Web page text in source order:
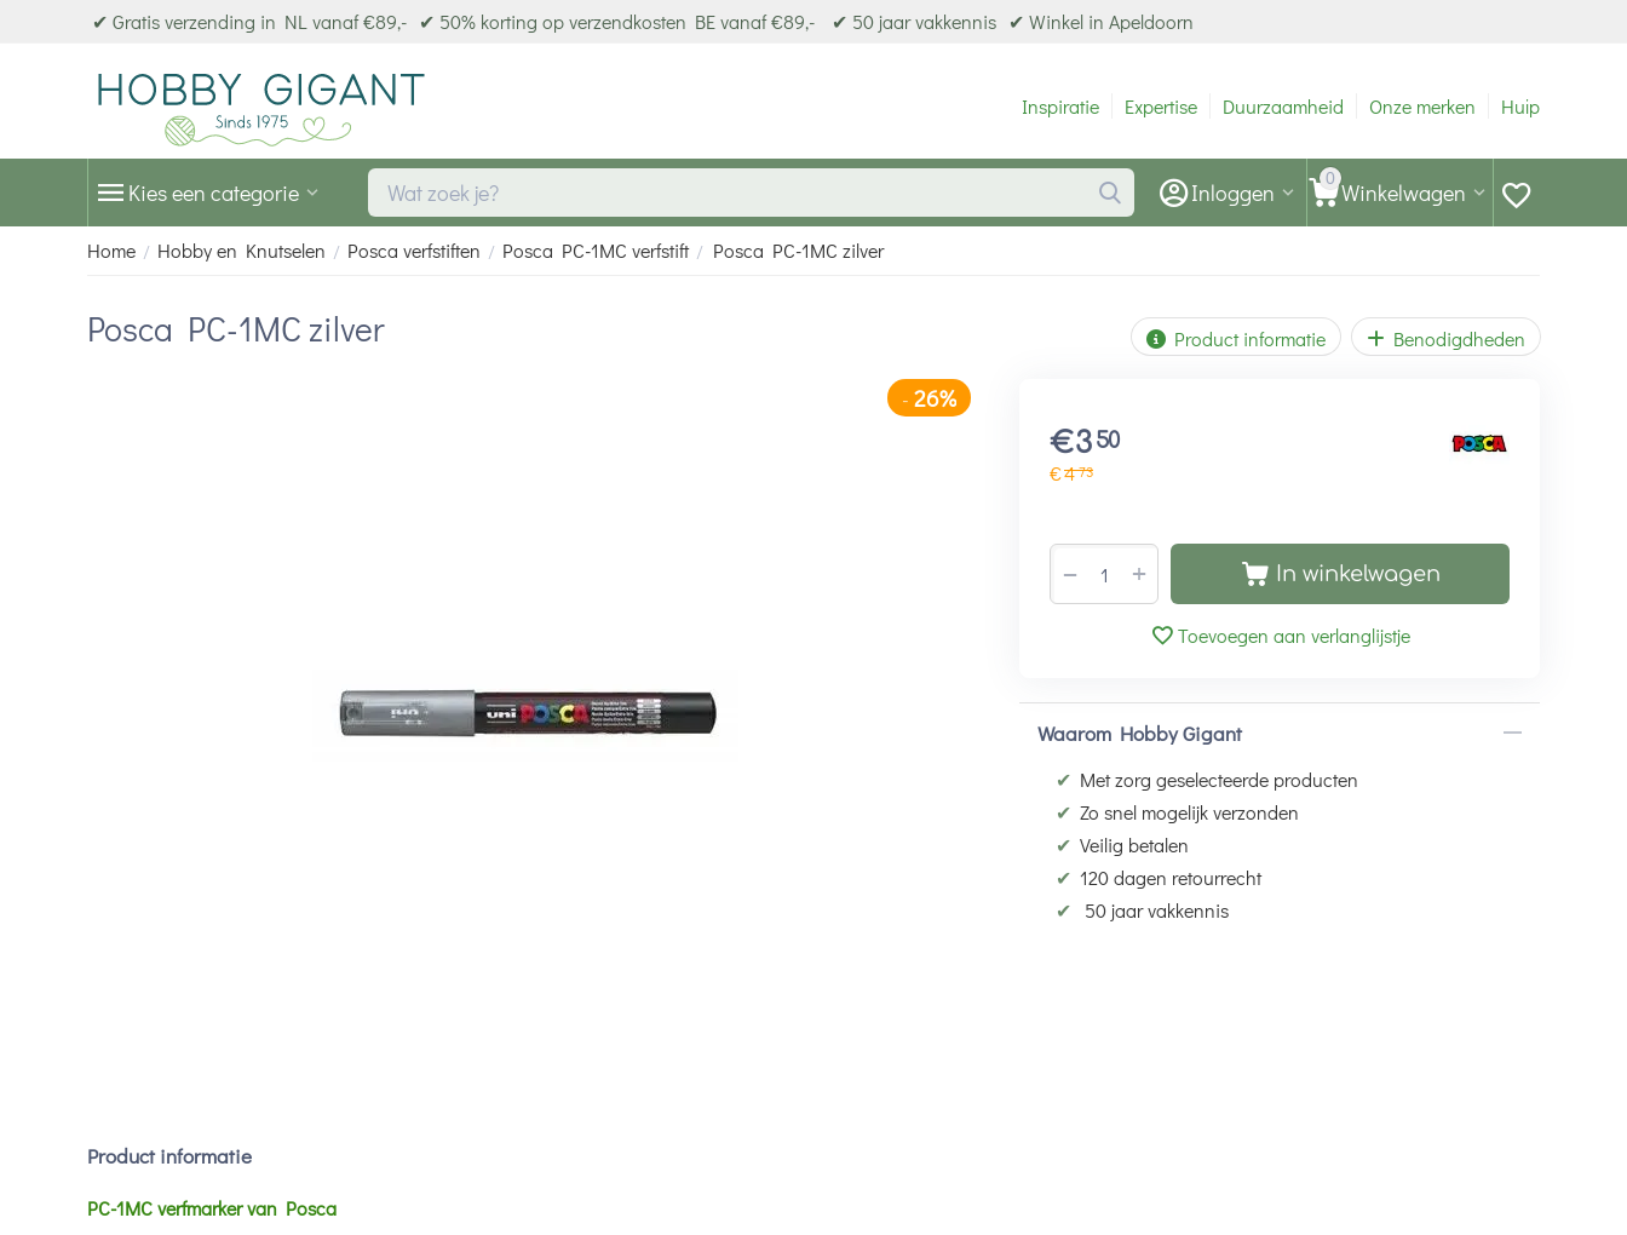
✔ Gratis verzending in NL vanaf €89,- ✔ 50% korting op verzendkosten BE vanaf €89,- ✔ 50 jaar vakkennis ✔ Winkel in Apeldoorn
Inspiratie Expertise Duurzaamheid Onze merken Hulp
Kies een categorie 0 Winkelwagen
Inloggen
Home / Hobby en Knutselen / Posca verfstiften / Posca PC-1MC verfstift / Posca PC-1MC zilver
Posca PC-1MC zilver Product informatie Benodigdheden
€3 50
€473
+
− In winkelwagen
Toevoegen aan verlanglijstje
Waarom Hobby Gigant
✔ Met zorg geselecteerde producten
✔ Zo snel mogelijk verzonden
✔ Veilig betalen
✔ 120 dagen retourrecht
✔
50 jaar vakkennis
Product informatie
PC-1MC verfmarker van Posca